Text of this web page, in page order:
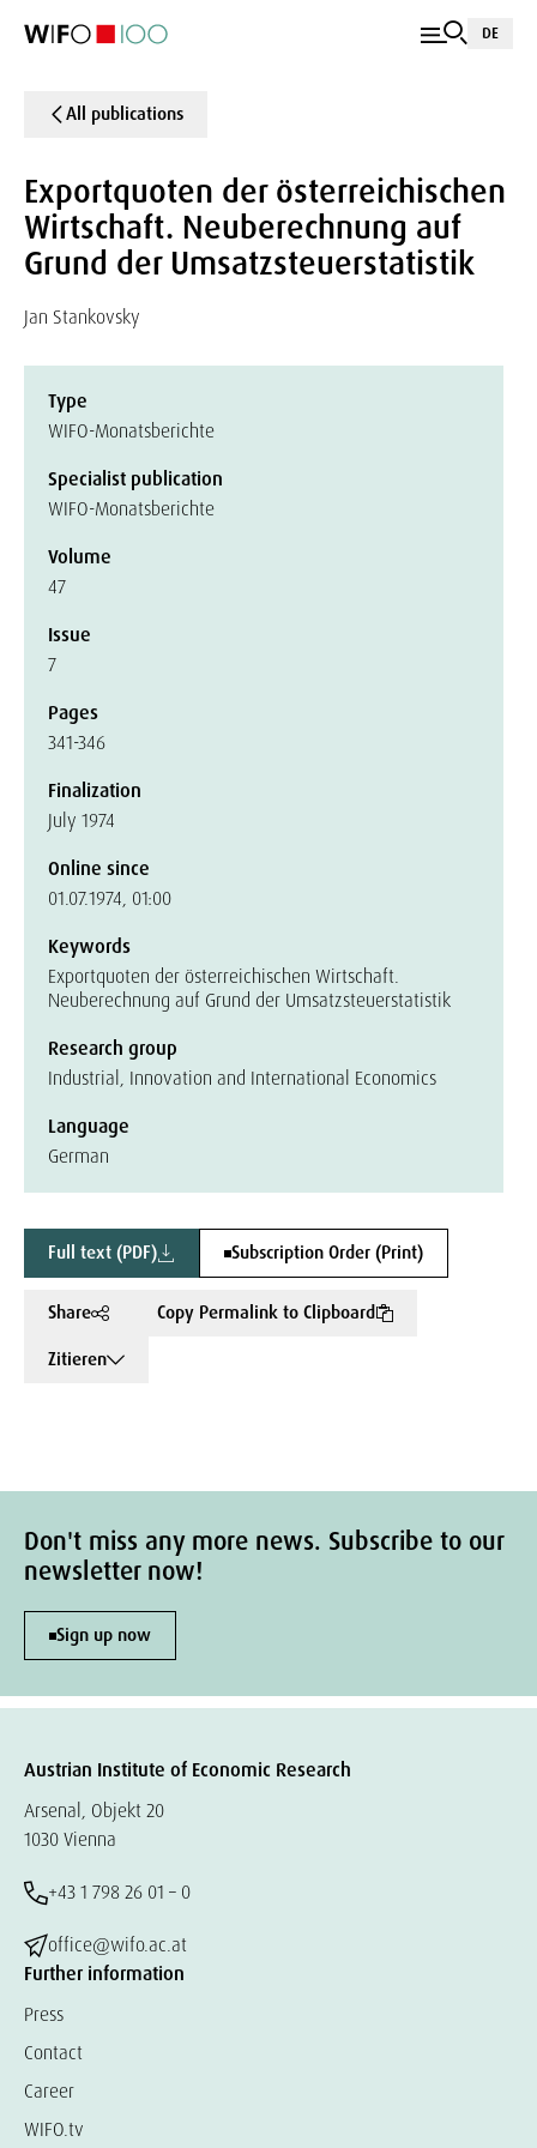
DE
All publications
Exportquoten der österreichischen
Wirtschaft. Neuberechnung auf
Grund der Umsatzsteuerstatistik
Jan Stankovsky
Type
WIFO-Monatsberichte
Specialist publication
WIFO-Monatsberichte
Volume
47
Issue
7
Pages
341-346
Finalization
July 1974
Online since
01.07.1974, 01:00
Keywords
Exportquoten der österreichischen Wirtschaft.
Neuberechnung auf Grund der Umsatzsteuerstatistik
Research group
Industrial, Innovation and International Economics
Language
German
Full text (PDF) Subscription Order (Print)
Share
Copy Permalink to Clipboard
Zitieren
Don't miss any more news. Subscribe to our
newsletter now!
Sign up now
Austrian Institute of Economic Research
Arsenal, Objekt 20
1030 Vienna
+43 1 798 26 01 – 0
office@wifo.ac.at
Further information
Press
Contact
Career
WIFO.tv